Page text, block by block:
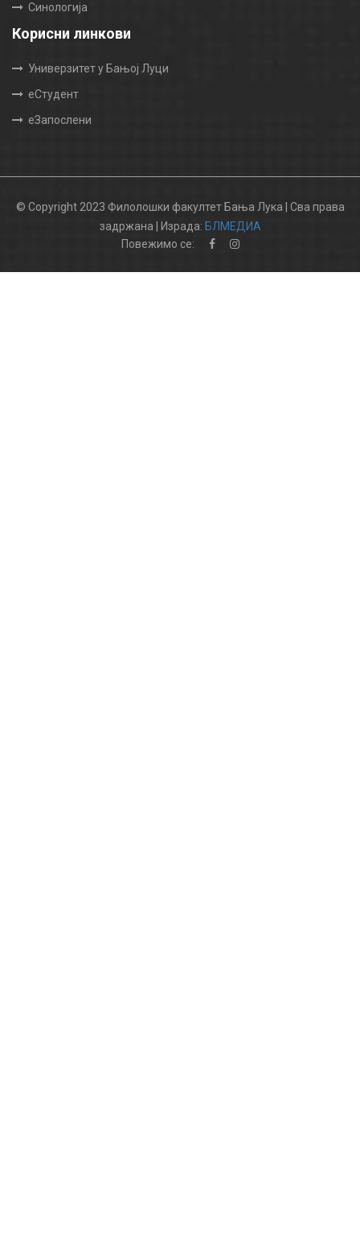
Синологија
Корисни линкови
Универзитет у Бањој Луци
еСтудент
еЗапослени
© Copyright 2023 Филолошки факултет Бања Лука | Сва права
задржана | Израда: БЛМЕДИА
Повежимо се: